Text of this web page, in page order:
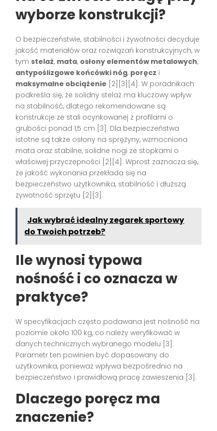
wyborze konstrukcji?
O bezpieczeństwie, stabilności i żywotności decyduje
jakość materiałów oraz rozwiązań konstrukcyjnych, w
tym stelaż, mata, osłony elementów metalowych,
antypoślizgowe końcówki nóg, poręcz i
maksymalne obciążenie [2][3][4]. W poradnikach
podkreśla się, że solidny stelaż ma kluczowy wpływ
na stabilność, dlatego rekomendowane są
konstrukcje ze stali ocynkowanej z profilami o
grubości ponad 1,5 cm [3]. Dla bezpieczeństwa
istotne są także osłony na sprężyny, wzmocniona
mata oraz stabilne, solidne nogi ze stopkami o
właściwej przyczepności [2][4]. Wprost zaznacza się,
że jakość wykonania przekłada się na
bezpieczeństwo użytkownika, stabilność i dłuższą
żywotność sprzętu [2][3].
Jak wybrać idealny zegarek sportowy
do Twoich potrzeb?
Ile wynosi typowa
nośność i co oznacza w
praktyce?
W specyfikacjach często podawana jest nośność na
poziomie około 100 kg, co należy weryfikować w
danych technicznych wybranego modelu [3].
Parametr ten powinien być dopasowany do
użytkownika, ponieważ wpływa bezpośrednio na
bezpieczeństwo i prawidłową pracę zawieszenia [3].
Dlaczego poręcz ma
znaczenie?